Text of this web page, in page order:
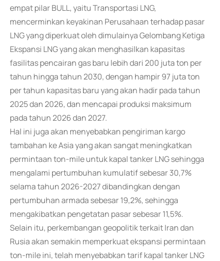
empat pilar BULL, yaitu Transportasi LNG,
mencerminkan keyakinan Perusahaan terhadap pasar
LNG yang diperkuat oleh dimulainya Gelombang Ketiga
Ekspansi LNG yang akan menghasilkan kapasitas
fasilitas pencairan gas baru lebih dari 200 juta ton per
tahun hingga tahun 2030, dengan hampir 97 juta ton
per tahun kapasitas baru yang akan hadir pada tahun
2025 dan 2026, dan mencapai produksi maksimum
pada tahun 2026 dan 2027.
Hal ini juga akan menyebabkan pengiriman kargo
tambahan ke Asia yang akan sangat meningkatkan
permintaan ton-mile untuk kapal tanker LNG sehingga
mengalami pertumbuhan kumulatif sebesar 30,7%
selama tahun 2026-2027 dibandingkan dengan
pertumbuhan armada sebesar 19,2%, sehingga
mengakibatkan pengetatan pasar sebesar 11,5%.
Selain itu, perkembangan geopolitik terkait Iran dan
Rusia akan semakin memperkuat ekspansi permintaan
ton-mile ini, telah menyebabkan tarif kapal tanker LNG